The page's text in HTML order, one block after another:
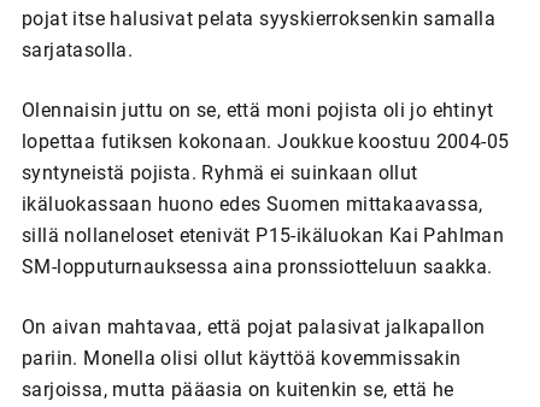
pojat itse halusivat pelata syyskierroksenkin samalla
sarjatasolla.
Olennaisin juttu on se, että moni pojista oli jo ehtinyt
lopettaa futiksen kokonaan. Joukkue koostuu 2004-05
syntyneistä pojista. Ryhmä ei suinkaan ollut
ikäluokassaan huono edes Suomen mittakaavassa,
sillä nollaneloset etenivät P15-ikäluokan Kai Pahlman
SM-lopputurnauksessa aina pronssiotteluun saakka.
On aivan mahtavaa, että pojat palasivat jalkapallon
pariin. Monella olisi ollut käyttöä kovemmissakin
sarjoissa, mutta pääasia on kuitenkin se, että he